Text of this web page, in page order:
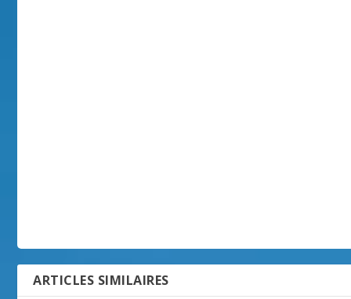
ARTICLES SIMILAIRES